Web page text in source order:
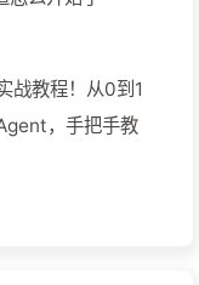
战教程！从0到1
，手把手教